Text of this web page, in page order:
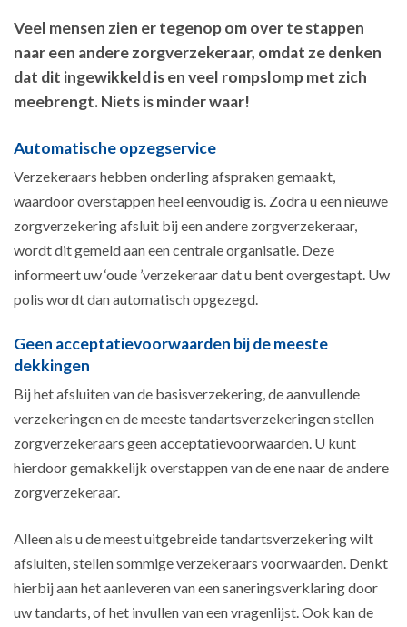
Veel mensen zien er tegenop om over te stappen
naar een andere zorgverzekeraar, omdat ze denken
dat dit ingewikkeld is en veel rompslomp met zich
meebrengt. Niets is minder waar!
Automatische opzegservice
Verzekeraars hebben onderling afspraken gemaakt,
waardoor overstappen heel eenvoudig is. Zodra u een nieuwe
zorgverzekering afsluit bij een andere zorgverzekeraar,
wordt dit gemeld aan een centrale organisatie. Deze
informeert uw ‘oude ’verzekeraar dat u bent overgestapt. Uw
polis wordt dan automatisch opgezegd.
Geen acceptatievoorwaarden bij de meeste
dekkingen
Bij het afsluiten van de basisverzekering, de aanvullende
verzekeringen en de meeste tandartsverzekeringen stellen
zorgverzekeraars geen acceptatievoorwaarden. U kunt
hierdoor gemakkelijk overstappen van de ene naar de andere
zorgverzekeraar.
Alleen als u de meest uitgebreide tandartsverzekering wilt
afsluiten, stellen sommige verzekeraars voorwaarden. Denkt
hierbij aan het aanleveren van een saneringsverklaring door
uw tandarts, of het invullen van een vragenlijst. Ook kan de